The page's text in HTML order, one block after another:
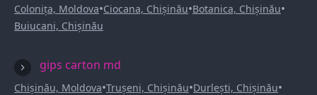
Colonița, Moldova•Ciocana, Chișinău•Botanica, Chișinău•
Buiucani, Chișinău
gips carton md
Chișinău, Moldova•Trușeni, Chișinău•Durlești, Chișinău•